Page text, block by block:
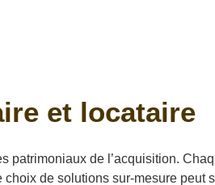
et locataire
patrimoniaux de l’acquisition.
de solutions sur-mesure peut